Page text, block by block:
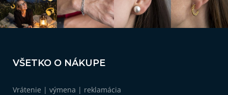
VŠETKO O NÁKUPE
Vrátenie | výmena | reklamácia